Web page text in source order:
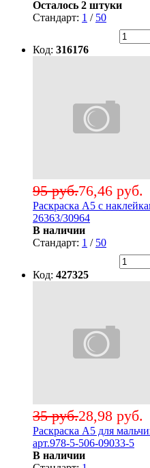
Осталось 2 штуки
Стандарт: 1 / 50
Код: 316176
76,46 руб.
95 руб.
Раскраска А5 с
26363/30964
В наличии
Стандарт: 1 / 50
Код: 427325
28,98 руб.
35 руб.
Раскраска А5 для
арт.978-5-506-09033-5
В наличии